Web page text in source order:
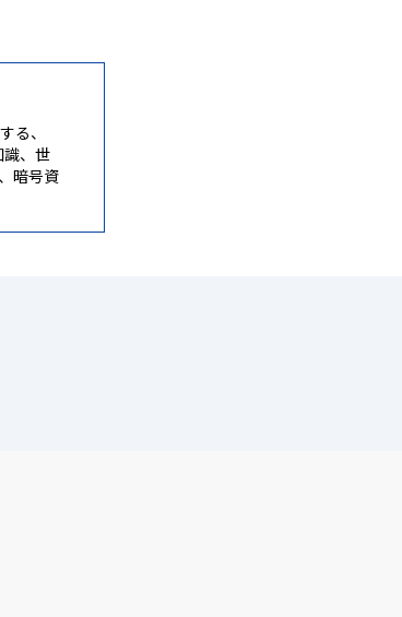
る、
識、世
暗号資